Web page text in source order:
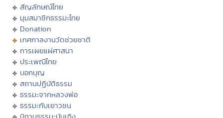
สัญลักษณ์ไทย
มุมสมาชิกธรรมะไทย
Donation
เทศกาลงานวัดช่วยชาติ
การเผยแผ่ศาสนา
ประเพณีไทย
บอกบุญ
สถานปฏิบัติธรรม
ธรรมะจากหลวงพ่อ
ธรรมะกับเยาวชน